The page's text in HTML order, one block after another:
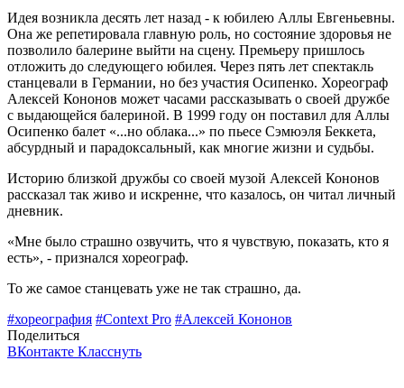
Идея возникла десять лет назад - к юбилею Аллы Евгеньевны.
Она же репетировала главную роль, но состояние здоровья не
позволило балерине выйти на сцену. Премьеру пришлось
отложить до следующего юбилея. Через пять лет спектакль
станцевали в Германии, но без участия Осипенко. Хореограф
Алексей Кононов может часами рассказывать о своей дружбе
с выдающейся балериной. В 1999 году он поставил для Аллы
Осипенко балет «...но облака...» по пьесе Сэмюэля Беккета,
абсурдный и парадоксальный, как многие жизни и судьбы.
Историю близкой дружбы со своей музой Алексей Кононов
рассказал так живо и искренне, что казалось, он читал личный
дневник.
«Мне было страшно озвучить, что я чувствую, показать, кто я
есть», - признался хореограф.
То же самое станцевать уже не так страшно, да.
#хореография #Context Pro #Алексей Кононов
Поделиться
ВКонтакте Класснуть